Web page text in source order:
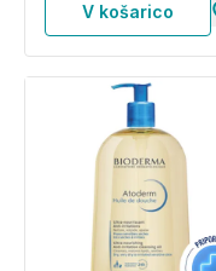
V košarico